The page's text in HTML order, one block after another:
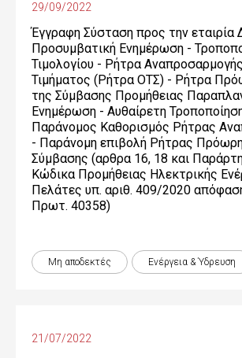
29/09/2022
Έγγραφη Σύσταση προς την εταιρία
Προσυμβατική Ενημέρωση -
Τιμολογίου - Ρήτρα
Τιμήματος (Ρήτρα ΟΤΣ) - Ρήτρα
της Σύμβασης Προμήθειας
Ενημέρωση - Αυθαίρετη
Παράνομος Καθορισμός Ρήτρας
- Παράνομη επιβολή Ρήτρας
Σύμβασης (αρθρα 16, 18 και
Κώδικα Προμήθειας Ηλεκτρικής
Πελάτες υπ. αριθ. 409/2020
Πρωτ. 40358)
Μη αποδεκτές Ενέργεια & Ύδρευση
21/07/2022